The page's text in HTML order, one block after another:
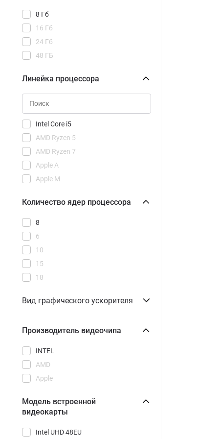
8 Гб
16 Гб
24 Гб
48 ГБ
Линейка процессора
AMD Ryzen 5
AMD Ryzen 7
Apple A
Apple M
Intel Core i5
Количество ядер процессора
6
8
10
15
18
Вид графического ускорителя
Производитель видеочипа
AMD
Apple
INTEL
Модель встроенной
видеокарты
Intel UHD 48EU